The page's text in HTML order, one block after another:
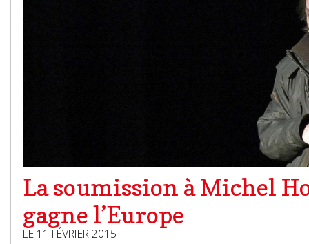
La soumission à Michel
gagne l’Europe
LE 11 FÉVRIER 2015